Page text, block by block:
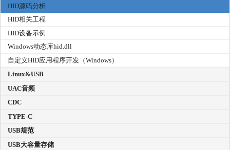
HID源码分析
HID相关工程
HID设备示例
Windows动态库hid.dll
自定义HID应用程序开发（Windows）
Linux&USB
UAC音频
CDC
TYPE-C
USB规范
USB大容量存储